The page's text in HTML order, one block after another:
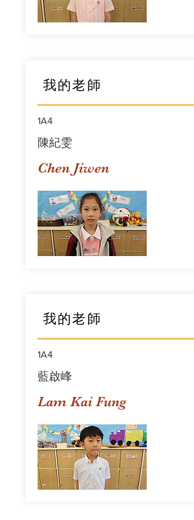
我的老師
1A4
陳紀雯
Chen Jiwen
我的老師
1A4
藍啟峰
Lam Kai Fung